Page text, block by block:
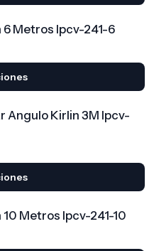
Metros Ipcv-241-6
Angulo Kirlin 3M Ipcv-
Metros Ipcv-241-10